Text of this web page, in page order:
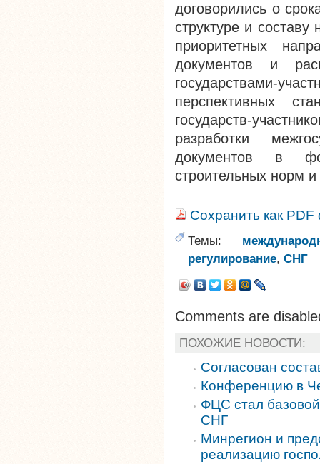
договорились о
структуре и
приоритетных
документов и
государствами-
перспективных
государств-
разработки
документов в
строительных норм
Сохранить как
Темы:
регулирование, СНГ
Comments are
ПОХОЖИЕ НОВОСТИ:
Согласован
Конференцию в
ФЦС стал
СНГ
Минрегион и
реализацию